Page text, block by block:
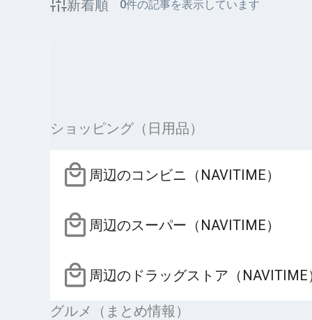
新着順 0件の記事を表示しています
ショッピング（日用品）
周辺のコンビニ（NAVITIME）
周辺のスーパー（NAVITIME）
周辺のドラッグストア（NAVITIME
グルメ（まとめ情報）